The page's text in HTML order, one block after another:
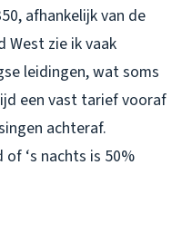
afhankelijk van de
West zie ik vaak
leidingen, wat soms
een vast tarief vooraf
achteraf.
‘s nachts is 50%